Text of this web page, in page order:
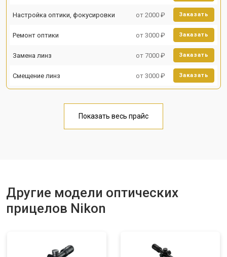
Настройка оптики, фокусировки от 2000 ₽ Заказать
Ремонт оптики от 3000 ₽ Заказать
Замена линз от 7000 ₽ Заказать
Смещение линз от 3000 ₽ Заказать
Показать весь прайс
Другие модели оптических
прицелов Nikon